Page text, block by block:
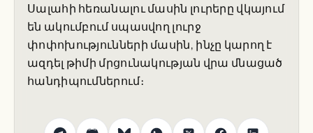
Սալահի հեռանալու մասին լուրերը վկայում
են ակումբում սպասվող լուրջ
փոփոխությունների մասին, ինչը կարող է
ազդել թիմի մրցունակության վրա մնացած
հանդիպումներում։